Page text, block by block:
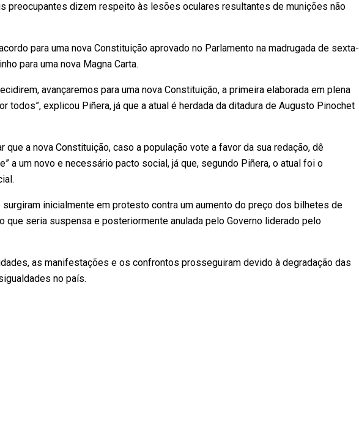
preocupantes dizem respeito às lesões oculares resultantes de munições não
para uma nova Constituição aprovado no Parlamento na madrugada de sexta-
para uma nova Magna Carta.
avançaremos para uma nova Constituição, a primeira elaborada em plena
todos”, explicou Piñera, já que a atual é herdada da ditadura de Augusto Pinochet
a nova Constituição, caso a população vote a favor da sua redação, dê
a um novo e necessário pacto social, já que, segundo Piñera, o atual foi o
inicialmente em protesto contra um aumento do preço dos bilhetes de
que seria suspensa e posteriormente anulada pelo Governo liderado pelo
as manifestações e os confrontos prosseguiram devido à degradação das
no país.